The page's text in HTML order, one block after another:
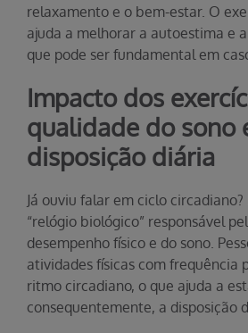
relaxamento e o bem-estar. O
ajuda a melhorar a autoestima e
que pode ser fundamental em
Impacto dos
qualidade do sono
disposição diária
Já ouviu falar em ciclo circadiano?
“relógio biológico” responsável
desempenho físico e do sono.
atividades físicas com frequência
ritmo circadiano, o que ajuda a
consequentemente, a disposição